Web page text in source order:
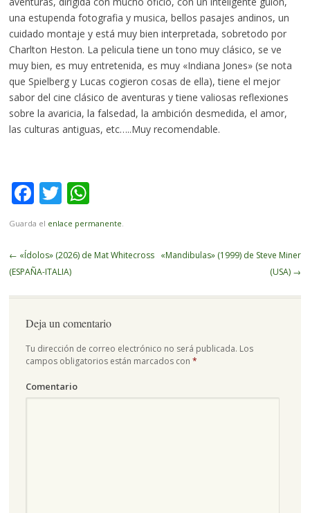
una estupenda fotografia y musica, bellos pasajes andinos, un
cuidado montaje y está muy bien interpretada, sobretodo por
Charlton Heston. La pelicula tiene un tono muy clásico, se ve
muy bien, es muy entretenida, es muy «Indiana Jones» (se nota
que Spielberg y Lucas cogieron cosas de ella), tiene el mejor
sabor del cine clásico de aventuras y tiene valiosas reflexiones
sobre la avaricia, la falsedad, la ambición desmedida, el amor,
las culturas antiguas, etc…..Muy recomendable.
Facebook
Twitter
WhatsApp
Guarda el enlace permanente.
Navegador
de
← «Ídolos» (2026) de Mat Whitecross
(ESPAÑA-ITALIA)
«Mandibulas» (1999) de Steve Miner
(USA) →
Deja un comentario
Tu dirección de correo electrónico no será publicada. Los
campos obligatorios están marcados con *
Comentario